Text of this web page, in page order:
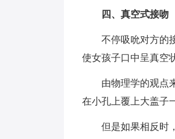
四、真空式接吻
不停吸吮对方的
使女孩子口中呈真空
由物理学的观点
在小孔上覆上大盖子
但是如果相反时